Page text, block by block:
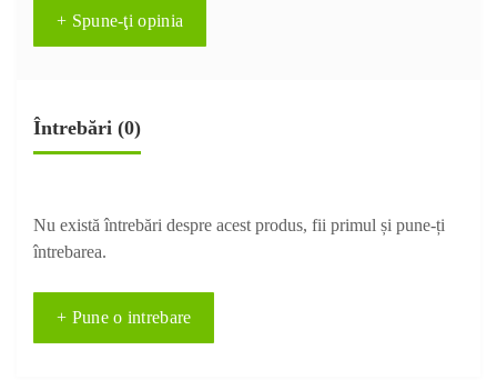
+ Spune-ţi opinia
Întrebări (0)
Nu există întrebări despre acest produs, fii primul și pune-ți
întrebarea.
+ Pune o intrebare